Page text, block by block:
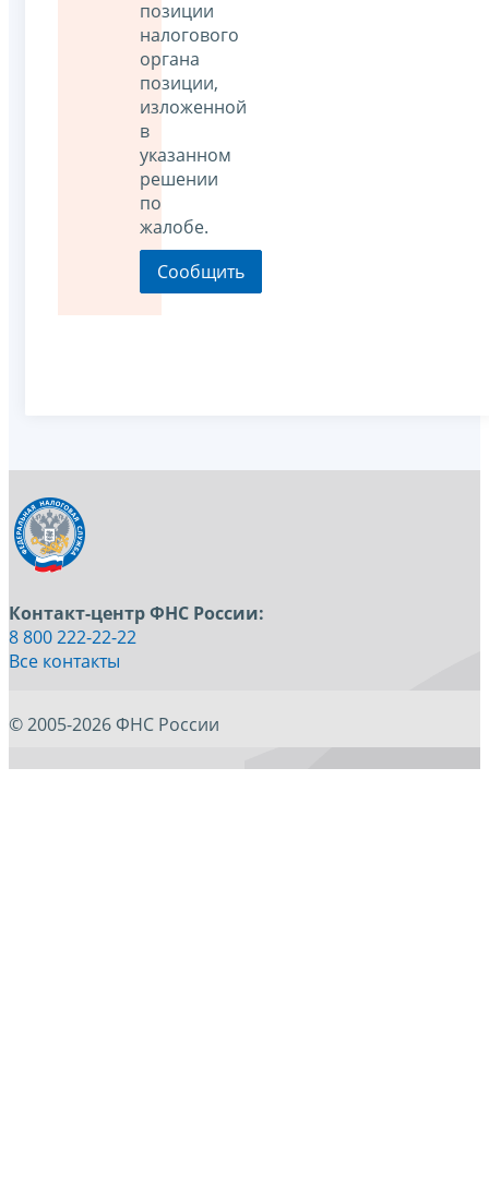
позиции
налогового
органа
позиции,
изложенной
в
указанном
решении
по
жалобе.
Контакт-центр ФНС России:
8 800 222-22-22
Все контакты
© 2005-2026 ФНС России